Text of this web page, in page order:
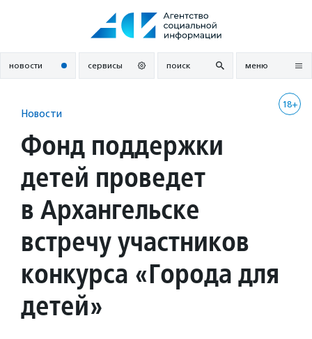
новости сервисы поиск меню
18+
Новости
Фонд поддержки
детей проведет
в Архангельске
встречу участников
конкурса «Города для
детей»